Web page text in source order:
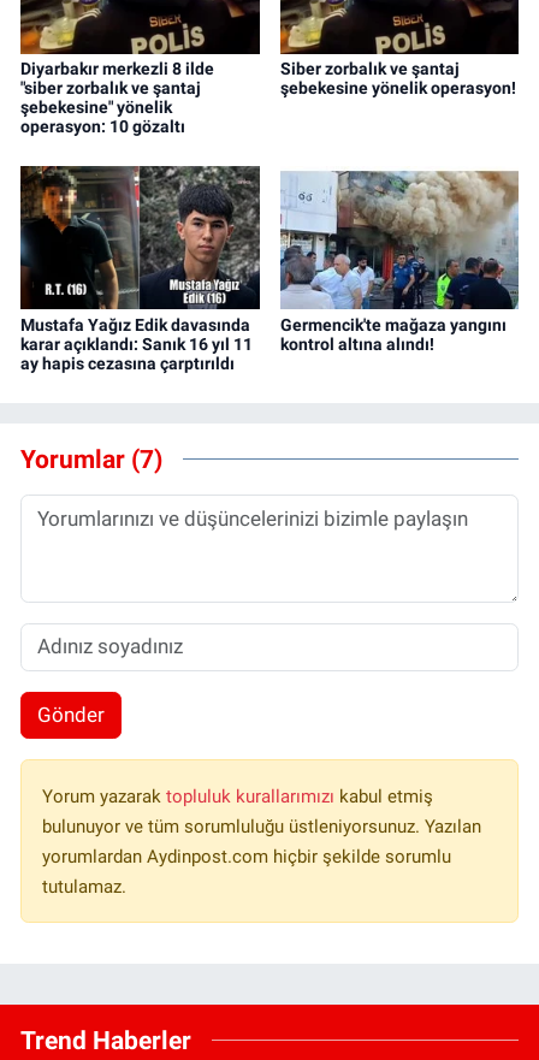
Diyarbakır merkezli 8 ilde
"siber zorbalık ve şantaj
şebekesine" yönelik
operasyon: 10 gözaltı
Siber zorbalık ve şantaj
şebekesine yönelik operasyon!
Mustafa Yağız Edik davasında
karar açıklandı: Sanık 16 yıl 11
ay hapis cezasına çarptırıldı
Germencik'te mağaza yangını
kontrol altına alındı!
Yorumlar (7)
Gönder
Yorum yazarak topluluk kurallarımızı kabul etmiş
bulunuyor ve tüm sorumluluğu üstleniyorsunuz. Yazılan
yorumlardan Aydinpost.com hiçbir şekilde sorumlu
tutulamaz.
Trend Haberler